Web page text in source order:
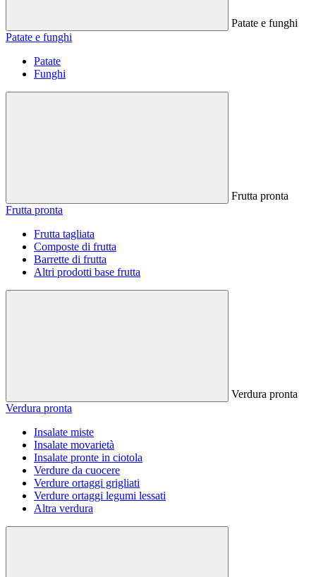
Patate e funghi
Patate e funghi
Patate
Funghi
Frutta pronta
Frutta pronta
Frutta tagliata
Composte di frutta
Barrette di frutta
Altri prodotti base frutta
Verdura pronta
Verdura pronta
Insalate miste
Insalate movarietà
Insalate pronte in ciotola
Verdure da cuocere
Verdure ortaggi grigliati
Verdure ortaggi legumi lessati
Altra verdura